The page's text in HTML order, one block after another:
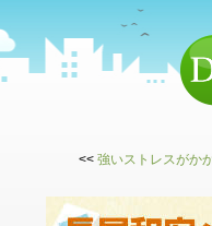
<< 強いストレスがか